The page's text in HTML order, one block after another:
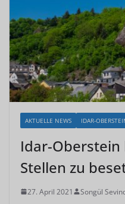
AKTUELLE NEWS IDAR-
Idar-Oberstein
Stellen zu
27. April 2021 Songül